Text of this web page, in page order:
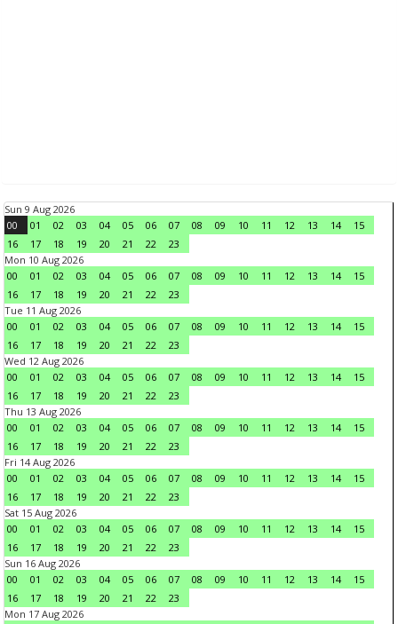
Sun 9 Aug 2026
00
01 02 03 04 05 06 07 08 09 10 11 12 13 14
15
16
17 18 19 20 21 22
23
Mon 10 Aug 2026
00
01 02 03 04 05 06 07 08 09 10 11 12 13 14
15
16
17 18 19 20 21 22
23
Tue 11 Aug 2026
00
01 02 03 04 05 06 07 08 09 10 11 12 13 14
15
16
17 18 19 20 21 22
23
Wed 12 Aug 2026
00
01 02 03 04 05 06 07 08 09 10 11 12 13 14
15
16
17 18 19 20 21 22
23
Thu 13 Aug 2026
00
01 02 03 04 05 06 07 08 09 10 11 12 13 14
15
16
17 18 19 20 21 22
23
Fri 14 Aug 2026
00
01 02 03 04 05 06 07 08 09 10 11 12 13 14
15
16
17 18 19 20 21 22
23
Sat 15 Aug 2026
00
01 02 03 04 05 06 07 08 09 10 11 12 13 14
15
16
17 18 19 20 21 22
23
Sun 16 Aug 2026
00
01 02 03 04 05 06 07 08 09 10 11 12 13 14
15
16
17 18 19 20 21 22
23
Mon 17 Aug 2026